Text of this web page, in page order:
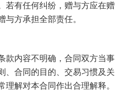
若有任何纠纷，赠与方应在赠
与方承担全部责任。
内容不明确，合同双方当事
、合同的目的、交易习惯及关
理解对本合同作出合理解释。